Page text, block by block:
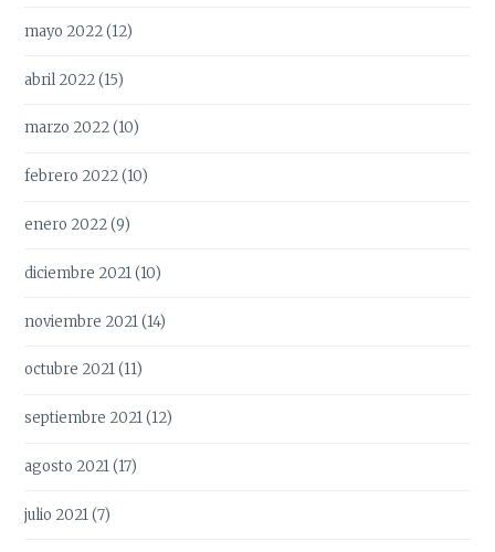
mayo 2022(12)
abril 2022(15)
marzo 2022(10)
febrero 2022(10)
enero 2022(9)
diciembre 2021(10)
noviembre 2021(14)
octubre 2021(11)
septiembre 2021(12)
agosto 2021(17)
julio 2021(7)